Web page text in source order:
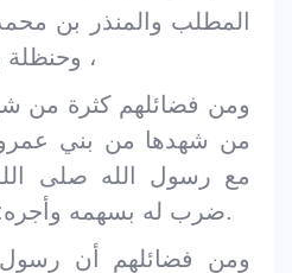
المطلب والمنذر بن
من شهدها من بني
مع رسول الله صلى
ضرب له بسهمه وأجره: خمسة وثلاثون رجلا.